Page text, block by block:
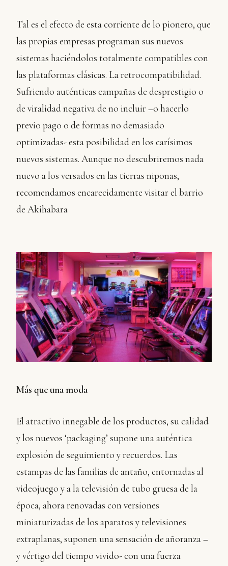
Tal es el efecto de esta corriente de lo pionero, que
las propias empresas programan sus nuevos
sistemas haciéndolos totalmente compatibles con
las plataformas clásicas. La retrocompatibilidad.
Sufriendo auténticas campañas de desprestigio o
de viralidad negativa de no incluir –o hacerlo
previo pago o de formas no demasiado
optimizadas- esta posibilidad en los carísimos
nuevos sistemas. Aunque no descubriremos nada
nuevo a los versados en las tierras niponas,
recomendamos encarecidamente visitar el barrio
de Akihabara
Más que una moda
El atractivo innegable de los productos, su calidad
y los nuevos ‘packaging’ supone una auténtica
explosión de seguimiento y recuerdos. Las
estampas de las familias de antaño, entornadas al
videojuego y a la televisión de tubo gruesa de la
época, ahora renovadas con versiones
miniaturizadas de los aparatos y televisiones
extraplanas, suponen una sensación de añoranza –
y vértigo del tiempo vivido- con una fuerza